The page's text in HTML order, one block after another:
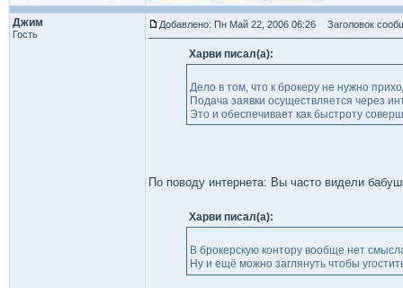
Джим
Гость
Добавлено: Пн Май 22, 2006 06:26 Заголовок
Харви писал(а):
Дело в том, что к брокеру не нужно
Подача заявки осуществляется через
Это и обеспечивает как быстроту
По поводу интернета: Вы часто видели
Харви писал(а):
В брокерскую контору вообще нет
Ну и ещё можно заглянуть чтобы